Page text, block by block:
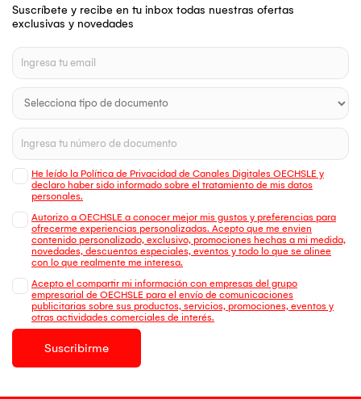
Suscríbete y recibe en tu inbox todas nuestras ofertas
exclusivas y novedades
He leído la Política de Privacidad de Canales Digitales OECHSLE y
declaro haber sido informado sobre el tratamiento de mis datos
personales.
Autorizo a OECHSLE a conocer mejor mis gustos y preferencias para
ofrecerme experiencias personalizadas. Acepto que me envien
contenido personalizado, exclusivo, promociones hechas a mi medida,
novedades, descuentos especiales, eventos y todo lo que se alinee
con lo que realmente me interesa.
Acepto el compartir mi información con empresas del grupo
empresarial de OECHSLE para el envío de comunicaciones
publicitarias sobre sus productos, servicios, promociones, eventos y
otras actividades comerciales de interés.
Suscribirme